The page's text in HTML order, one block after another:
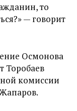
то
— говорит
Осмонова
Торобаев
комиссии